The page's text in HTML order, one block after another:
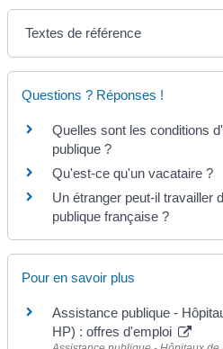
Textes de référence
Questions ? Réponses !
Quelles sont les conditions
publique ?
Qu'est-ce qu'un vacataire ?
Un étranger peut-il travailler
publique française ?
Pour en savoir plus
Assistance publique -
HP) : offres d'emploi